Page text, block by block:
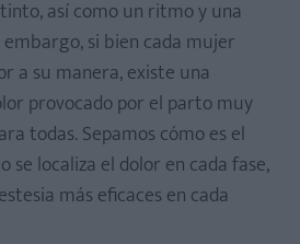
así como un ritmo y una
si bien cada mujer
a su manera, existe una
provocado por el parto muy
todas. Sepamos cómo es el
se localiza el dolor en cada fase,
más eficaces en cada